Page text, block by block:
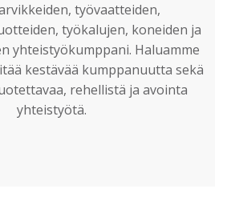
työvaatteiden,
työkalujen, koneiden ja
yhteistyökumppani. Haluamme
kestävää kumppanuutta sekä
rehellistä ja avointa
yhteistyötä.